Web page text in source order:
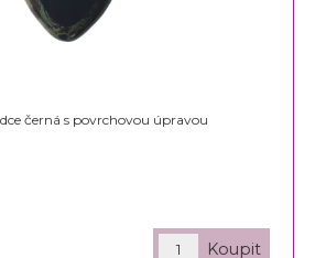
černá s povrchovou úpravou